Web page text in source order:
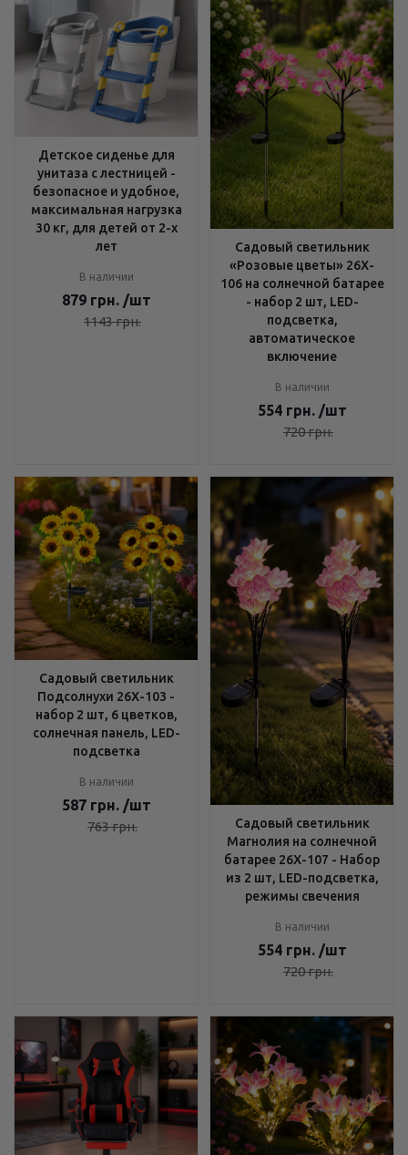
Детское сиденье для
унитаза с лестницей -
безопасное и удобное,
максимальная нагрузка
30 кг, для детей от 2-х
лет
В наличии
879 грн. /шт
1143грн.
Садовый светильник
«Розовые цветы» 26X-
106 на солнечной батарее
- набор 2 шт, LED-
подсветка,
автоматическое
включение
В наличии
554 грн. /шт
720грн.
Садовый светильник
Подсолнухи 26X-103 -
набор 2 шт, 6 цветков,
солнечная панель, LED-
подсветка
В наличии
587 грн. /шт
763грн.
Садовый светильник
Магнолия на солнечной
батарее 26X-107 - Набор
из 2 шт, LED-подсветка,
режимы свечения
В наличии
554 грн. /шт
720грн.